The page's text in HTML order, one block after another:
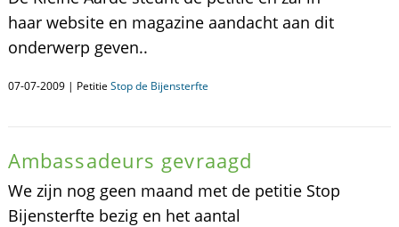
haar website en magazine aandacht aan dit
onderwerp geven..
07-07-2009 | Petitie Stop de Bijensterfte
Ambassadeurs gevraagd
We zijn nog geen maand met de petitie Stop
Bijensterfte bezig en het aantal